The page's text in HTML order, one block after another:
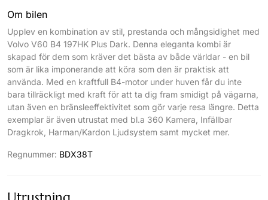
Om bilen
Upplev en kombination av stil, prestanda och mångsidighet med
Volvo V60 B4 197HK Plus Dark. Denna eleganta kombi är
skapad för dem som kräver det bästa av både världar - en bil
som är lika imponerande att köra som den är praktisk att
använda. Med en kraftfull B4-motor under huven får du inte
bara tillräckligt med kraft för att ta dig fram smidigt på vägarna,
utan även en bränsleeffektivitet som gör varje resa längre. Detta
exemplar är även utrustat med bl.a 360 Kamera, Infällbar
Dragkrok, Harman/Kardon Ljudsystem samt mycket mer.
Regnummer: BDX38T